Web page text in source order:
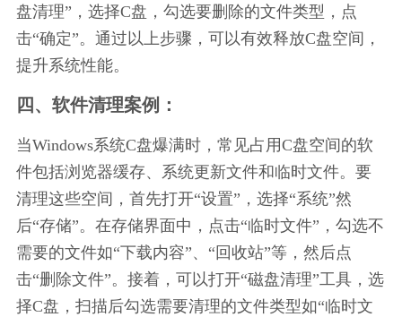
盘清理”，选择C盘，勾选要删除的文件类型，点
击“确定”。通过以上步骤，可以有效释放C盘空间，
提升系统性能。
四、软件清理案例：
当Windows系统C盘爆满时，常见占用C盘空间的软
件包括浏览器缓存、系统更新文件和临时文件。要
清理这些空间，首先打开“设置”，选择“系统”然
后“存储”。在存储界面中，点击“临时文件”，勾选不
需要的文件如“下载内容”、“回收站”等，然后点
击“删除文件”。接着，可以打开“磁盘清理”工具，选
择C盘，扫描后勾选需要清理的文件类型如“临时文